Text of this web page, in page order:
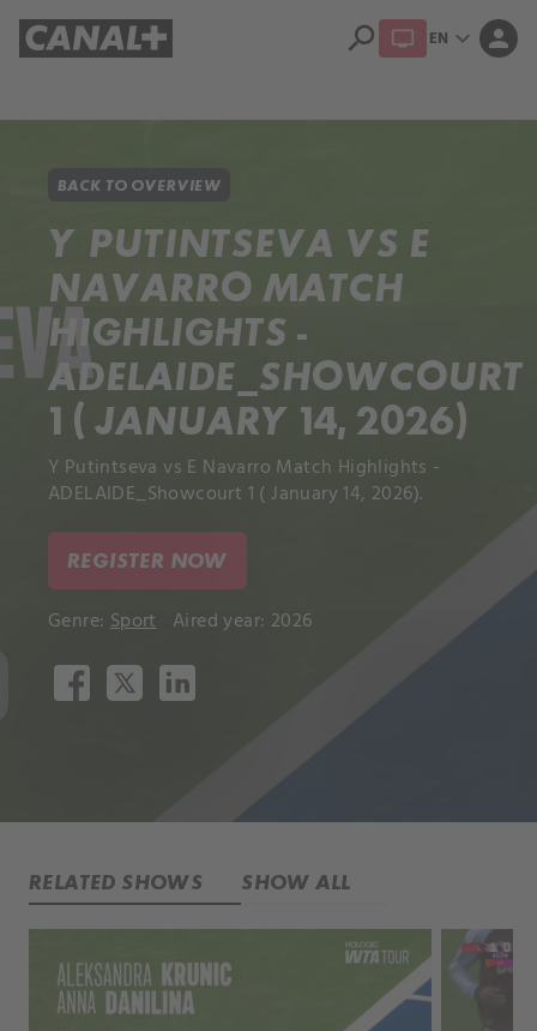
search EN expand_more person
BACK TO OVERVIEW
Y PUTINTSEVA VS E
NAVARRO MATCH
HIGHLIGHTS -
ADELAIDE_SHOWCOURT
1 ( JANUARY 14, 2026)
Y Putintseva vs E Navarro Match Highlights -
ADELAIDE_Showcourt 1 ( January 14, 2026).
REGISTER NOW
Genre: Sport Aired year: 2026
RELATED SHOWS SHOW ALL